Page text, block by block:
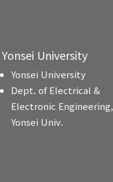
Yonsei University
Yonsei University
Dept. of Electrical &
Electronic Engineering,
Yonsei Univ.